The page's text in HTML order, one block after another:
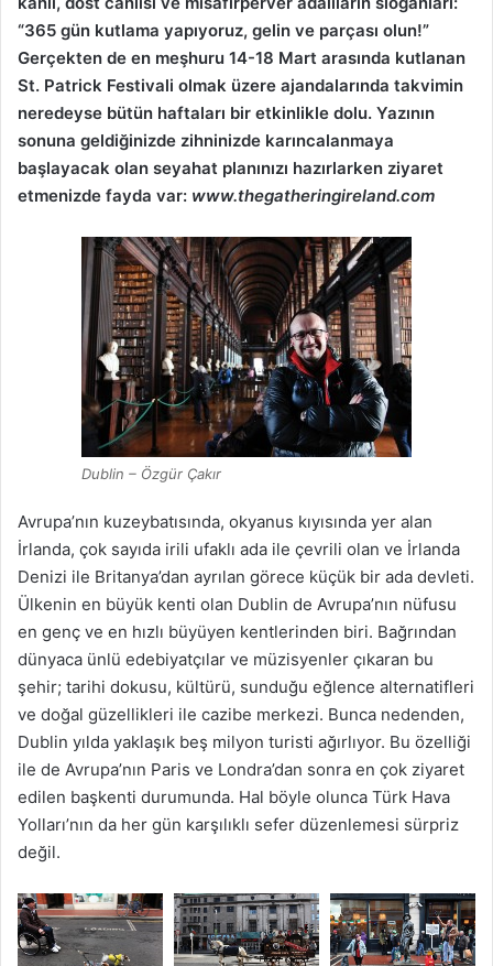
“365 gün kutlama yapıyoruz, gelin ve parçası olun!”
Gerçekten de en meşhuru 14-18 Mart arasında kutlanan
St. Patrick Festivali olmak üzere ajandalarında takvimin
neredeyse bütün haftaları bir etkinlikle dolu. Yazının
sonuna geldiğinizde zihninizde karıncalanmaya
başlayacak olan seyahat planınızı hazırlarken ziyaret
etmenizde fayda var: www.thegatheringireland.com
Dublin – Özgür Çakır
Avrupa’nın kuzeybatısında, okyanus kıyısında yer alan
İrlanda, çok sayıda irili ufaklı ada ile çevrili olan ve İrlanda
Denizi ile Britanya’dan ayrılan görece küçük bir ada devleti.
Ülkenin en büyük kenti olan Dublin de Avrupa’nın nüfusu
en genç ve en hızlı büyüyen kentlerinden biri. Bağrından
dünyaca ünlü edebiyatçılar ve müzisyenler çıkaran bu
şehir; tarihi dokusu, kültürü, sunduğu eğlence alternatifleri
ve doğal güzellikleri ile cazibe merkezi. Bunca nedenden,
Dublin yılda yaklaşık beş milyon turisti ağırlıyor. Bu özelliği
ile de Avrupa’nın Paris ve Londra’dan sonra en çok ziyaret
edilen başkenti durumunda. Hal böyle olunca Türk Hava
Yolları’nın da her gün karşılıklı sefer düzenlemesi sürpriz
değil.